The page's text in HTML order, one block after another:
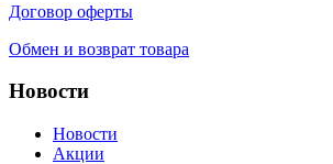
Договор оферты
Обмен и возврат товара
Новости
Новости
Акции